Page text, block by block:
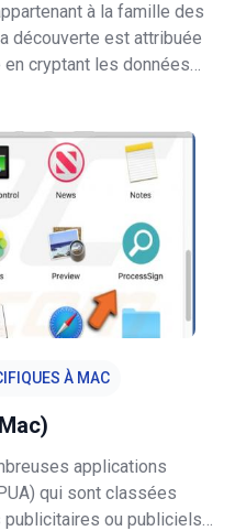
à la famille des
découverte est attribuée
cryptant les données
À MAC
applications
qui sont classées
ou publiciels.